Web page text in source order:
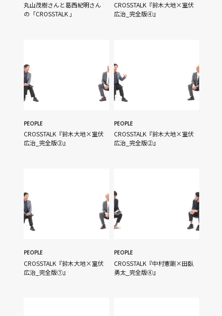
丸山茂樹さんと葛西紀明さん
の「CROSSTALK 」
CROSSTALK『鈴木大地×室伏
広治_完全版④』
PEOPLE
CROSSTALK『鈴木大地×室伏
広治_完全版③』
PEOPLE
CROSSTALK『鈴木大地×室伏
広治_完全版②』
PEOPLE
CROSSTALK『鈴木大地×室伏
広治_完全版①』
PEOPLE
CROSSTALK『中村憲剛×田臥
勇太_完全版④』